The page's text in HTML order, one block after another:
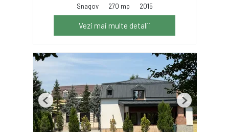
Snagov
270 mp 2015
Vezi mai multe detalii
Previous Next